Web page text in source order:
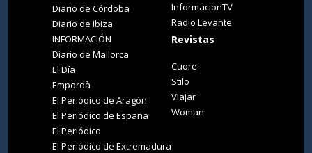
Diario de Córdoba
Diario de Ibiza
INFORMACIÓN
Diario de Mallorca
El Día
Empordà
El Periódico de Aragón
El Periódico de España
El Periódico
El Periódico de Extremadura
InformacionTV
Radio Levante
Revistas
Cuore
Stilo
Viajar
Woman